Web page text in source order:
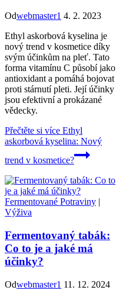
Odwebmaster1 4. 2. 2023
Ethyl askorbová kyselina je
nový trend v kosmetice díky
svým účinkům na pleť. Tato
forma vitamínu C působí jako
antioxidant a pomáhá bojovat
proti stárnutí pleti. Její účinky
jsou efektivní a prokázané
vědecky.
Přečtěte si více Ethyl
askorbová kyselina: Nový
trend v kosmetice?
Fermentované Potraviny |
Výživa
Fermentovaný tabák:
Co to je a jaké má
účinky?
Odwebmaster1 11. 12. 2024